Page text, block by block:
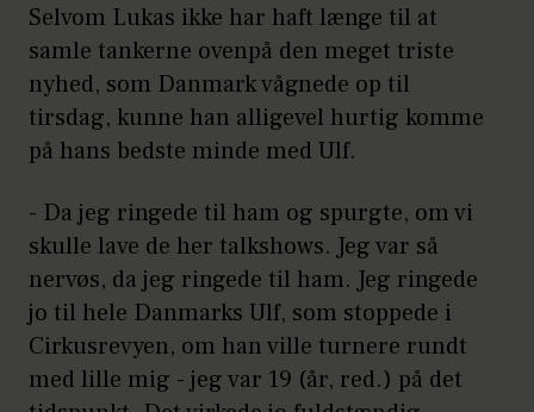
Selvom Lukas ikke har haft længe til at
samle tankerne ovenpå den meget triste
nyhed, som Danmark vågnede op til
tirsdag, kunne han alligevel hurtig komme
på hans bedste minde med Ulf.
- Da jeg ringede til ham og spurgte, om vi
skulle lave de her talkshows. Jeg var så
nervøs, da jeg ringede til ham. Jeg ringede
jo til hele Danmarks Ulf, som stoppede i
Cirkusrevyen, om han ville turnere rundt
med lille mig - jeg var 19 (år, red.) på det